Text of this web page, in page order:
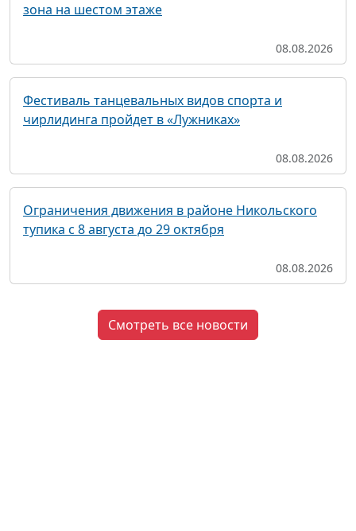
зона на шестом этаже
08.08.2026
Фестиваль танцевальных видов спорта и
чирлидинга пройдет в «Лужниках»
08.08.2026
Ограничения движения в районе Никольского
тупика с 8 августа до 29 октября
08.08.2026
Смотреть все новости